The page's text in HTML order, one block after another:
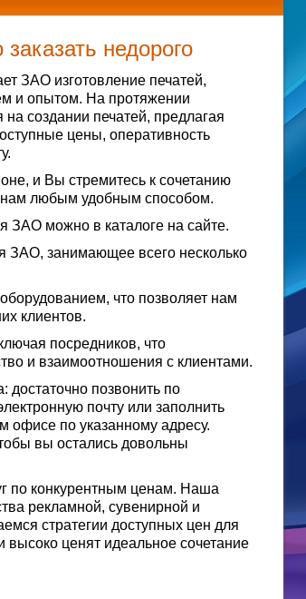
недорого
ЗАО изготовление печатей,
и опытом. На протяжении
создании печатей, предлагая
цены, оперативность
и Вы стремитесь к сочетанию
нам любым удобным способом.
ЗАО можно в каталоге на сайте.
ЗАО, занимающее всего несколько
что позволяет нам
клиентов.
посредников, что
и взаимоотношения с клиентами.
позвонить по
почту или заполнить
по указанному адресу.
вы остались довольны
по конкурентным ценам. Наша
рекламной, сувенирной и
стратегии доступных цен для
высоко ценят идеальное сочетание